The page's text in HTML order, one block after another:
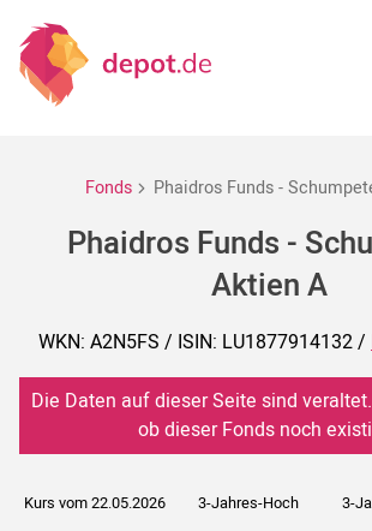
Fonds Phaidros Funds -
Phaidros Funds -
Aktien A
WKN: A2N5FS / ISIN: LU1877914132 /
Die Daten auf dieser Seite sind
ob dieser Fonds noch
Kurs vom 22.05.2026 3-Jahres-Hoch 3-